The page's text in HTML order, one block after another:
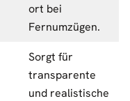
ort bei
Fernumzügen.
Sorgt für
transparente
und realistische